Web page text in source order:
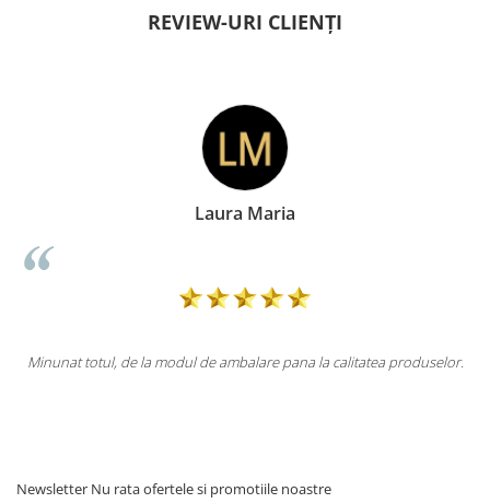
REVIEW-URI CLIENȚI
modul de ambalare pana la calitatea produselor. Totul la
Newsletter Nu rata ofertele si promotiile noastre